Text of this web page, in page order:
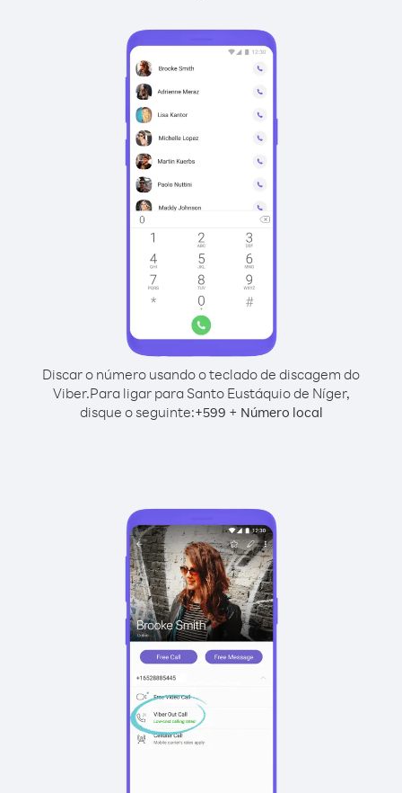
Discar o número usando o teclado de discagem do
Viber.Para ligar para Santo Eustáquio de Níger,
disque o seguinte:+599 + Número local